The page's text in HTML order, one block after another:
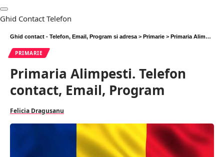
Ghid Contact Telefon
Ghid contact - Telefon, Email, Program si adresa > Primarie > Primaria Alimpesti. Telefon contact, Email, Program
PRIMARIE
Primaria Alimpesti. Telefon
contact, Email, Program
Felicia Dragusanu